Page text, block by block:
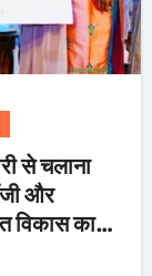
से चलाना
और
विकास का